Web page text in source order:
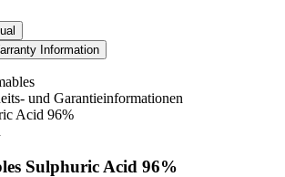
Information
und Garantieinformationen
Acid 96%
Sulphuric Acid 96%